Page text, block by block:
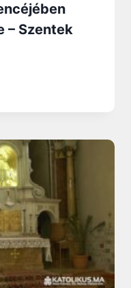
– Szentek